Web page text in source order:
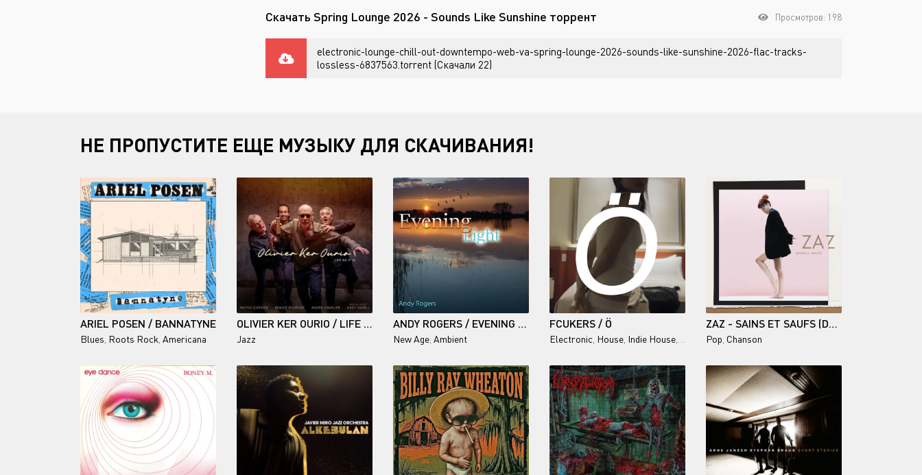
Скачать Spring Lounge 2026 - Sounds Like Sunshine торрент Просмотров: 198
electronic-lounge-chill-out-downtempo-web-va-spring-lounge-2026-sounds-like-sunshine-2026-flac-tracks-
lossless-6837563.torrent (Скачали 22)
НЕ ПРОПУСТИТЕ ЕЩЕ МУЗЫКУ ДЛЯ СКАЧИВАНИЯ!
ARIEL POSEN / BANNATYNE
Blues Roots Rock Americana
OLIVIER KER OURIO / LIFE AS IT IS
Jazz
ANDY ROGERS / EVENING LIGHT
New Age Ambient
FCUKERS / Ö
Electronic House Indie House Indie Dance
ZAZ - SAINS ET SAUFS (DELUXE) - 2025/2026
Pop Chanson